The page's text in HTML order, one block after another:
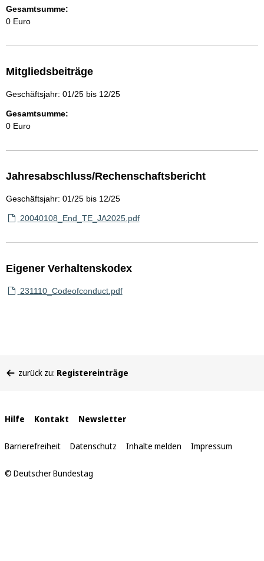
Gesamtsumme:
0 Euro
Mitgliedsbeiträge
Geschäftsjahr: 01/25 bis 12/25
Gesamtsumme:
0 Euro
Jahresabschluss/Rechenschaftsbericht
Geschäftsjahr: 01/25 bis 12/25
20040108_End_TE_JA2025.pdf
Eigener Verhaltenskodex
231110_Codeofconduct.pdf
befinden
zurück zu: Registereinträge
Interne
Links
Hilfe Kontakt Newsletter
Barrierefreiheit Datenschutz Inhalte melden Impressum
© Deutscher Bundestag